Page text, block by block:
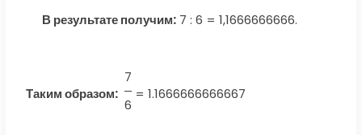
В результате получим:7 : 6 = 1,1666666666.
Таким образом:
7
6
= 1.1666666666667